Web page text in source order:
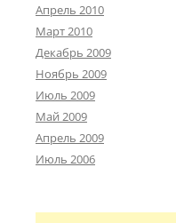
Апрель 2010
Март 2010
Декабрь 2009
Ноябрь 2009
Июль 2009
Май 2009
Апрель 2009
Июль 2006